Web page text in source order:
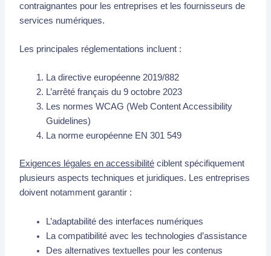
contraignantes pour les entreprises et les fournisseurs de
services numériques.
Les principales réglementations incluent :
La directive européenne 2019/882
L’arrêté français du 9 octobre 2023
Les normes WCAG (Web Content Accessibility
Guidelines)
La norme européenne EN 301 549
Exigences légales en accessibilitéciblent spécifiquement
plusieurs aspects techniques et juridiques. Les entreprises
doivent notamment garantir :
L’adaptabilité des interfaces numériques
La compatibilité avec les technologies d’assistance
Des alternatives textuelles pour les contenus